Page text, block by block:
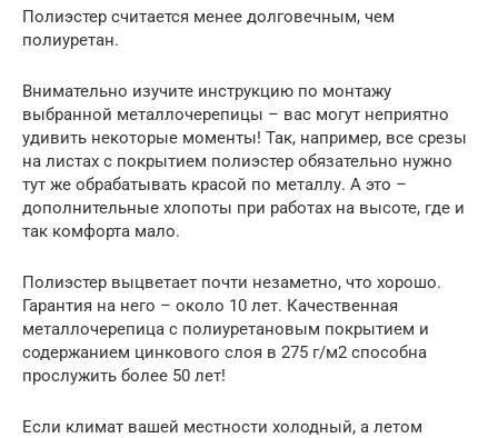
Полиэстер считается менее долговечным, чем
полиуретан.
Внимательно изучите инструкцию по монтажу
выбранной металлочерепицы – вас могут неприятно
удивить некоторые моменты! Так, например, все срезы
на листах с покрытием полиэстер обязательно нужно
тут же обрабатывать красой по металлу. А это –
дополнительные хлопоты при работах на высоте, где и
так комфорта мало.
Полиэстер выцветает почти незаметно, что хорошо.
Гарантия на него – около 10 лет. Качественная
металлочерепица с полиуретановым покрытием и
содержанием цинкового слоя в 275 г/м2 способна
прослужить более 50 лет!
Если климат вашей местности холодный, а летом